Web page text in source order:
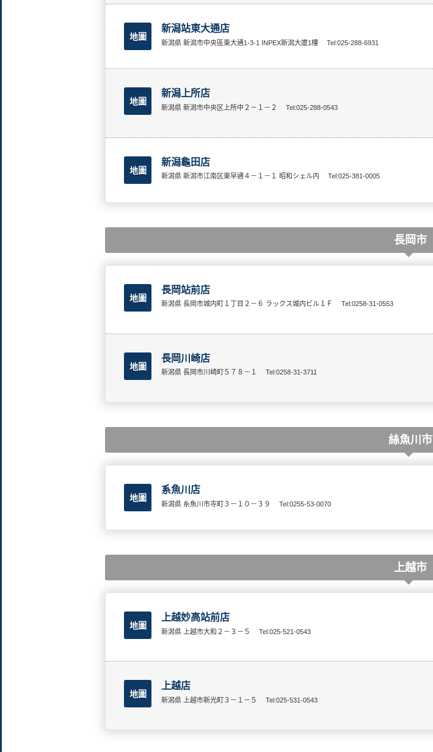
地圖
新潟站東大通店
新潟県 新潟市中央區東大通1-3-1 INPEX新潟大廈1樓 Tel:025-288-6931
地圖
新潟上所店
新潟県 新潟市中央区上所中２－１－２ Tel:025-288-0543
地圖
新潟龜田店
新潟県 新潟市江南区東早通４－１－１ 昭和シェル内 Tel:025-381-0005
長岡市
地圖
長岡站前店
新潟県 長岡市城内町１丁目２－６ ラックス城内ビル１Ｆ Tel:0258-31-0553
地圖
長岡川崎店
新潟県 長岡市川崎町５７８－１ Tel:0258-31-3711
絲魚川市
地圖
系魚川店
新潟県 糸魚川市寺町３－１０－３９ Tel:0255-53-0070
上越市
地圖
上越妙高站前店
新潟県 上越市大和２－３－５ Tel:025-521-0543
地圖
上越店
新潟県 上越市新光町３－１－５ Tel:025-531-0543